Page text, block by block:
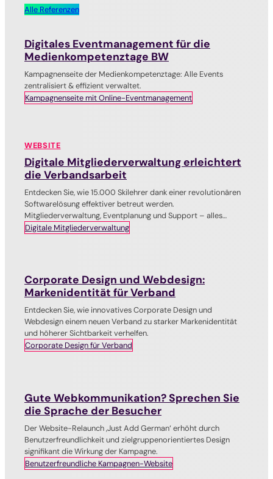
Alle Referenzen
Digitales Eventmanagement für die
Medienkompetenztage BW
Kampagnenseite der Medienkompetenztage: Alle Events
zentralisiert & effizient verwaltet.
Kampagnenseite mit Online-Eventmanagement
WEBSITE
Digitale Mitgliederverwaltung erleichtert
die Verbandsarbeit
Entdecken Sie, wie 15.000 Skilehrer dank einer revolutionären
Softwarelösung effektiver betreut werden.
Mitgliederverwaltung, Eventplanung und Support – alles
nahtlos vernetzt in einem System.
Digitale Mitgliederverwaltung
Corporate Design und Webdesign:
Markenidentität für Verband
Entdecken Sie, wie innovatives Corporate Design und
Webdesign einem neuen Verband zu starker Markenidentität
und höherer Sichtbarkeit verhelfen.
Corporate Design für Verband
Gute Webkommunikation? Sprechen Sie
die Sprache der Besucher
Der Website-Relaunch ‚Just Add German‘ erhöht durch
Benutzerfreundlichkeit und zielgruppenorientiertes Design
signifikant die Wirkung der Kampagne.
Benutzerfreundliche Kampagnen-Website